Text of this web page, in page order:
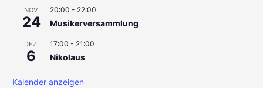
NOV.
24
20:00 - 22:00
Musikerversammlung
DEZ.
6
17:00 - 21:00
Nikolaus
Kalender anzeigen